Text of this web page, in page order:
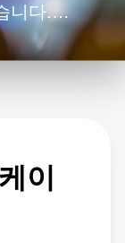
니다.
는 민감한
에
입니다.
이